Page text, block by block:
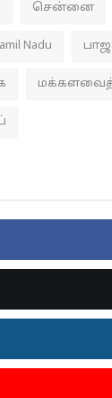
சென்னை
Nadu
மக்களவைத்